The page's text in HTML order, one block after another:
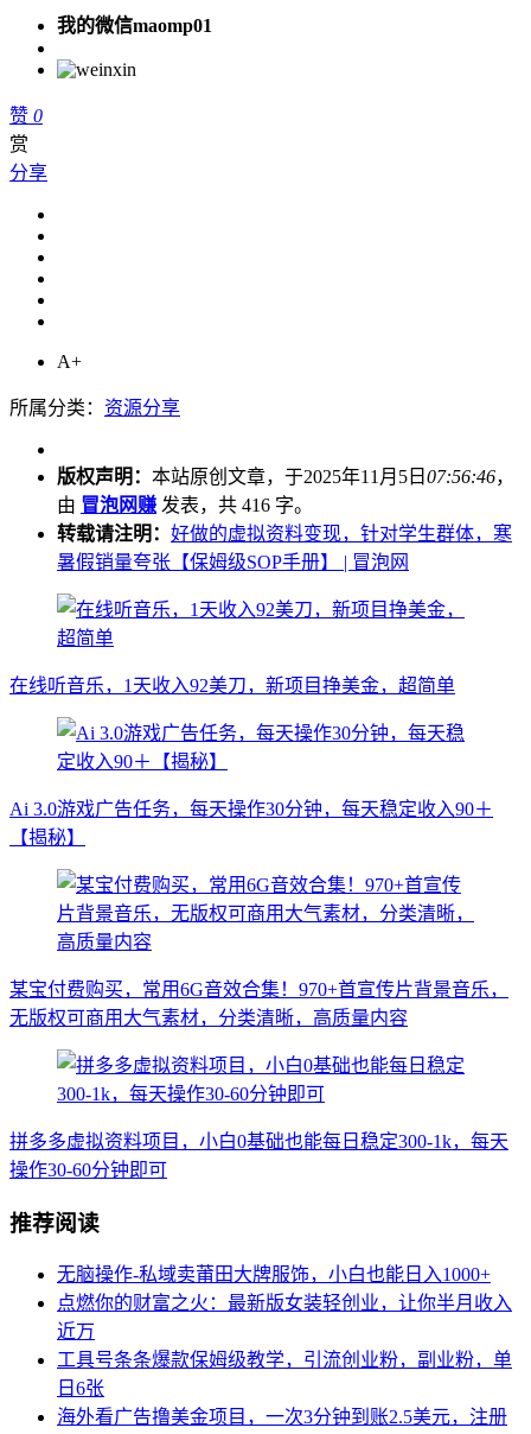
我的微信maomp01
赞 0
赏
分享
A+
所属分类： 资源分享
版权声明： 本站原创文章，于2025年11月5日 07:56:46，
由 冒泡网赚 发表，共 416 字。
转载请注明： 好做的虚拟资料变现，针对学生群体，寒
暑假销量夸张【保姆级SOP手册】 | 冒泡网
在线听音乐，1天收入92美刀，新项目挣美金，超简单
Ai 3.0游戏广告任务，每天操作30分钟，每天稳定收入90＋
【揭秘】
某宝付费购买，常用6G音效合集！970+首宣传片背景音乐，
无版权可商用大气素材，分类清晰，高质量内容
拼多多虚拟资料项目，小白0基础也能每日稳定300-1k，每天
操作30-60分钟即可
推荐阅读
无脑操作-私域卖莆田大牌服饰，小白也能日入1000+
点燃你的财富之火：最新版女装轻创业，让你半月收入
近万
工具号条条爆款保姆级教学，引流创业粉，副业粉，单
日6张
海外看广告撸美金项目，一次3分钟到账2.5美元，注册